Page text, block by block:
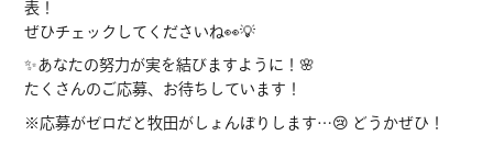
表！
ぜひチェックしてくださいね👀💡
✨あなたの努力が実を結びますように！🌸
たくさんのご応募、お待ちしています！
※応募がゼロだと牧田がしょんぼりします…😢 どうかぜひ！